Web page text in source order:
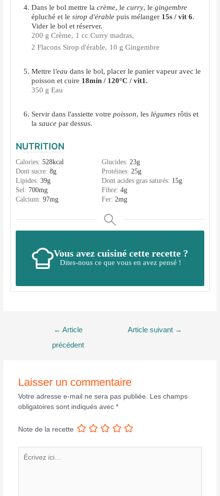
Dans le bol mettre lacrème, lecurry, legingembre
épluché et lesirop d'érable puis mélanger 15s / vit 6.
Vider le bol et réserver.
200 g Crème, 1 cc Curry madras,
2 Flacons Sirop d'érable, 10 g Gingembre
Mettre l'eaudans le bol, placer le panier vapeur avec le
poisson et cuire 18min / 120°C / vit1.
350 g Eau
Servir dans l'assiette votrepoisson, leslégumes rôtis et
lasauce par dessus.
NUTRITION
Calories:528kcal Glucides: 23g
Dont sucre:8g Protéines: 25g
Lipides:39g Dont acides gras saturés: 15g
Sel: 700mg Fibre:4g
Calcium:97mg Fer: 2mg
Vous avez cuisiné cette recette ?
Dites-nous ce que vous en avez pensé !
← Article
précédent
Article suivant →
Laisser un commentaire
Votre adresse e-mail ne sera pas publiée. Les champs
obligatoires sont indiqués avec *
Note de la recette
ici…